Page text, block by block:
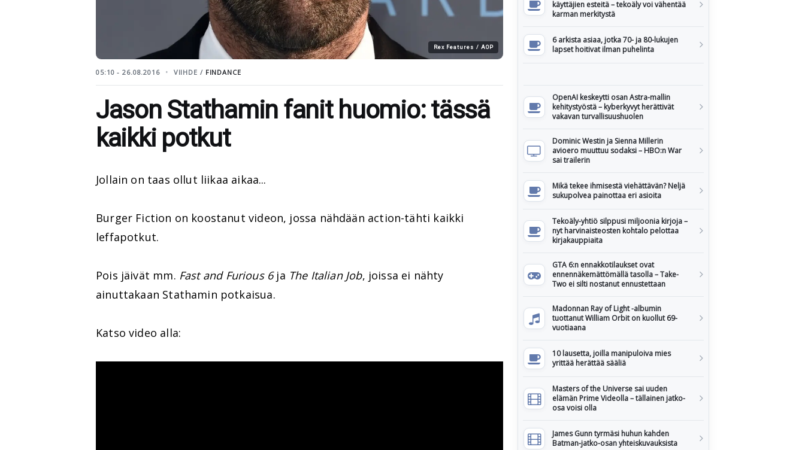
Rex Features / AOP
05:10 - 26.08.2016 VIIHDE / FINDANCE
Jason Stathamin fanit huomio: tässä
kaikki potkut
Jollain on taas ollut liikaa aikaa...
Burger Fiction on koostanut videon, jossa nähdään action-tähti kaikki
leffapotkut.
Pois jäivät mm. Fast and Furious 6ja The Italian Job, joissa ei nähty
ainuttakaan Stathamin potkaisua.
Katso video alla:
käyttäjien esteitä – tekoäly voi vähentää
karman merkitystä
6 arkista asiaa, jotka 70- ja 80-lukujen
lapset hoitivat ilman puhelinta
OpenAI keskeytti osan Astra-mallin
kehitystyöstä – kyberkyvyt herättivät
vakavan turvallisuushuolen
Dominic Westin ja Sienna Millerin
avioero muuttuu sodaksi – HBO:n War
sai trailerin
Mikä tekee ihmisestä viehättävän? Neljä
sukupolvea painottaa eri asioita
Tekoäly-yhtiö silppusi miljoonia kirjoja –
nyt harvinaisteosten kohtalo pelottaa
kirjakauppiaita
GTA 6:n ennakkotilaukset ovat
ennennäkemättömällä tasolla – Take-
Two ei silti nostanut ennustettaan
Madonnan Ray of Light -albumin
tuottanut William Orbit on kuollut 69-
vuotiaana
10 lausetta, joilla manipuloiva mies
yrittää herättää sääliä
Masters of the Universe sai uuden
elämän Prime Videolla – tällainen jatko-
osa voisi olla
James Gunn tyrmäsi huhun kahden
Batman-jatko-osan yhteiskuvauksista